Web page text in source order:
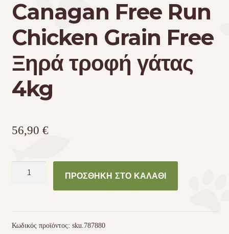
Canagan Free Run
Chicken Grain Free
Ξηρά τροφή γάτας
4kg
56,90 €
ΠΡΟΣΘΉΚΗ ΣΤΟ ΚΑΛΆΘΙ
Κωδικός προϊόντος: sku.787880